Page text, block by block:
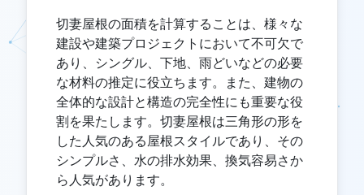
切妻屋根の面積を計算することは、様々な
建設や建築プロジェクトにおいて不可欠で
あり、シングル、下地、雨どいなどの必要
な材料の推定に役立ちます。また、建物の
全体的な設計と構造の完全性にも重要な役
割を果たします。切妻屋根は三角形の形を
した人気のある屋根スタイルであり、その
シンプルさ、水の排水効果、換気容易さか
ら人気があります。